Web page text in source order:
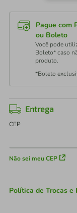
Pague com
ou Boleto
Você pode
Boleto* caso
produto.
*Boleto
Entrega
CEP
Não sei meu CEP
Política de Trocas e